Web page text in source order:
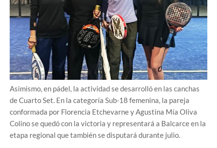
Asimismo, en pádel, la actividad se desarrolló en las canchas
de Cuarto Set. En la categoría Sub-18 femenina, la pareja
conformada por Florencia Etchevarne y Agustina Mía Oliva
Colino se quedó con la victoria y representará a Balcarce en la
etapa regional que también se disputará durante julio.